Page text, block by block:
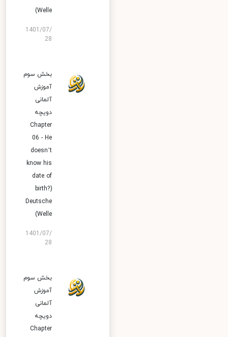
Welle)
1401/07/
28
بخش سوم
آموزش
آلمانی
دویچه
Chapter
06 - He
doesn’t
know his
date of
birth?)
Deutsche
Welle)
1401/07/
28
بخش سوم
آموزش
آلمانی
دویچه
Chapter